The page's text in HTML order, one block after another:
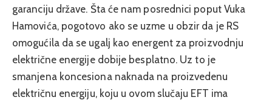
garanciju države. Šta će nam posrednici poput Vuka
Hamovića, pogotovo ako se uzme u obzir da je RS
omogućila da se ugalj kao energent za proizvodnju
električne energije dobije besplatno. Uz to je
smanjena koncesiona naknada na proizvedenu
električnu energiju, koju u ovom slučaju EFT ima